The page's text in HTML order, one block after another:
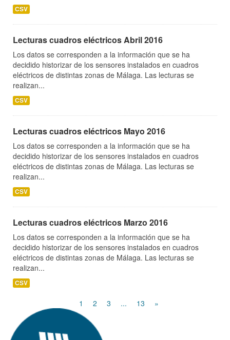
CSV
Lecturas cuadros eléctricos Abril 2016
Los datos se corresponden a la información que se ha
decidido historizar de los sensores instalados en cuadros
eléctricos de distintas zonas de Málaga. Las lecturas se
realizan...
CSV
Lecturas cuadros eléctricos Mayo 2016
Los datos se corresponden a la información que se ha
decidido historizar de los sensores instalados en cuadros
eléctricos de distintas zonas de Málaga. Las lecturas se
realizan...
CSV
Lecturas cuadros eléctricos Marzo 2016
Los datos se corresponden a la información que se ha
decidido historizar de los sensores instalados en cuadros
eléctricos de distintas zonas de Málaga. Las lecturas se
realizan...
CSV
1 2 3 ... 13 »